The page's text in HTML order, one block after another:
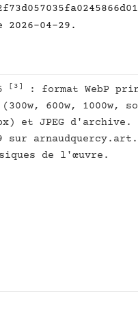
04-29.
[3]
: format WebP
600w, 1000w,
et JPEG d'archive.
sur
de l'œuvre.